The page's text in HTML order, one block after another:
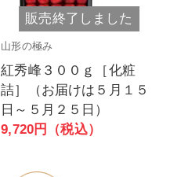
販売終了しました
山形の極み
紅秀峰３００ｇ［化粧
詰］（お届けは５月１５
日～５月２５日）
9,720円（税込）